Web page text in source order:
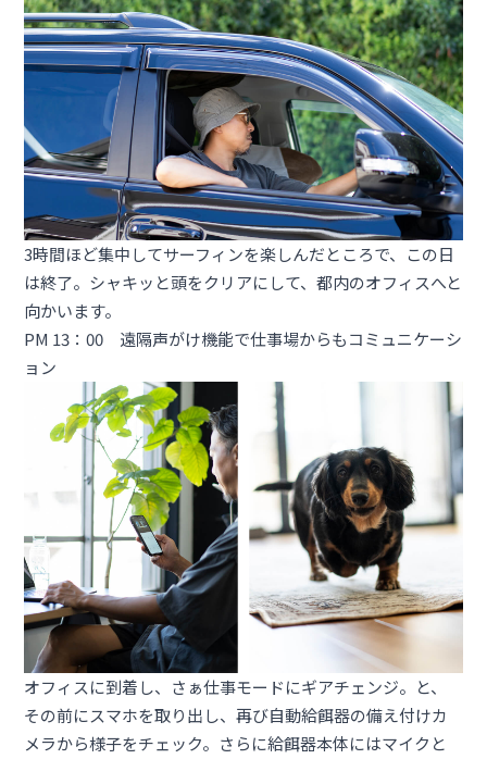
3時間ほど集中してサーフィンを楽しんだところで、この日
は終了。シャキッと頭をクリアにして、都内のオフィスへと
向かいます。
PM 13：00 遠隔声がけ機能で仕事場からもコミュニケーシ
ョン
オフィスに到着し、さぁ仕事モードにギアチェンジ。と、
その前にスマホを取り出し、再び自動給餌器の備え付けカ
メラから様子をチェック。さらに給餌器本体にはマイクと